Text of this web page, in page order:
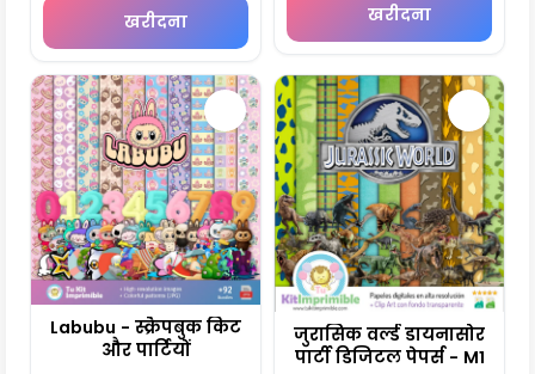
खरीदना खरीदना
Labubu - स्क्रैपबुक किट
और पार्टियों
जुरासिक वर्ल्ड डायनासोर
पार्टी डिजिटल पेपर्स - M1